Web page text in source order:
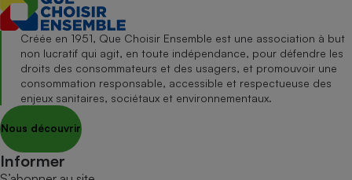
Créée en 1951, Que Choisir Ensemble est une association à but
non lucratif qui agit, en toute indépendance, pour défendre les
droits des consommateurs et des usagers, et promouvoir une
consommation responsable, accessible et respectueuse des
enjeux sanitaires, sociétaux et environnementaux.
Nous découvrir
Informer